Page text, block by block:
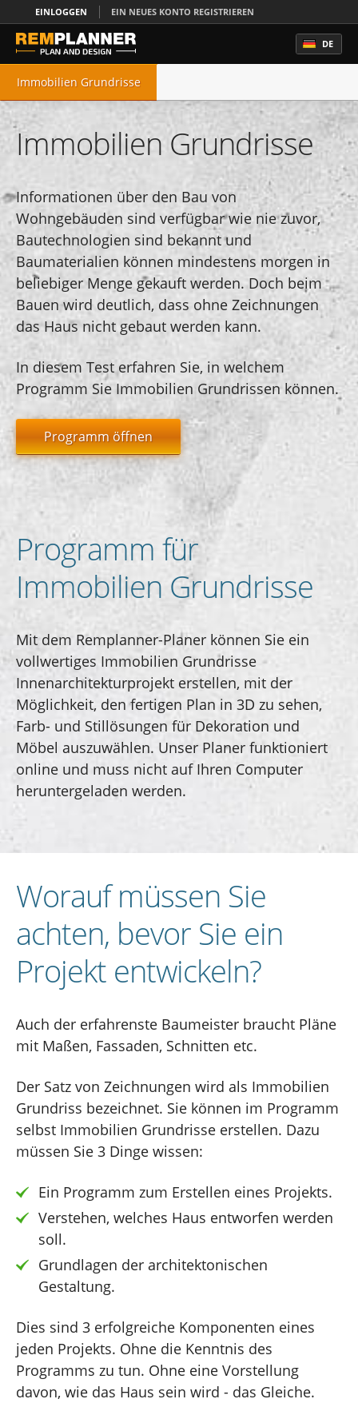
EINLOGGEN EIN NEUES KONTO REGISTRIEREN
DE
Immobilien Grundrisse
Raumplaner Online
Haus Planen
Haus Design
Wohnungen Planen
Immobilien Grundrisse
Informationen über den Bau von
Wohngebäuden sind verfügbar wie nie zuvor,
Bautechnologien sind bekannt und
Baumaterialien können mindestens morgen in
beliebiger Menge gekauft werden. Doch beim
Bauen wird deutlich, dass ohne Zeichnungen
das Haus nicht gebaut werden kann.
In diesem Test erfahren Sie, in welchem ​​
Programm Sie Immobilien Grundrissen können.
Programm öffnen
Programm für
Immobilien Grundrisse
Mit dem Remplanner-Planer können Sie ein
vollwertiges Immobilien Grundrisse
Innenarchitekturprojekt erstellen, mit der
Möglichkeit, den fertigen Plan in 3D zu sehen,
Farb- und Stillösungen für Dekoration und
Möbel auszuwählen. Unser Planer funktioniert
online und muss nicht auf Ihren Computer
heruntergeladen werden.
Worauf müssen Sie
achten, bevor Sie ein
Projekt entwickeln?
Auch der erfahrenste Baumeister braucht Pläne
mit Maßen, Fassaden, Schnitten etc.
Der Satz von Zeichnungen wird als Immobilien
Grundriss bezeichnet. Sie können im Programm
selbst Immobilien Grundrisse erstellen. Dazu
müssen Sie 3 Dinge wissen:
Ein Programm zum Erstellen eines Projekts.
Verstehen, welches Haus entworfen werden
soll.
Grundlagen der architektonischen
Gestaltung.
Dies sind 3 erfolgreiche Komponenten eines
jeden Projekts. Ohne die Kenntnis des
Programms zu tun. Ohne eine Vorstellung
davon, wie das Haus sein wird - das Gleiche.